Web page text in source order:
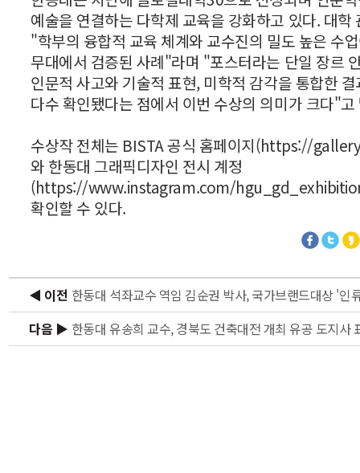
예술을 연결하는 다학제 교육을 강화하고 있다. 대학
"학부의 융합적 교육 체계와 교수진의 밀도 높은 수
무대에서 검증된 사례"라며 "포스터라는 단일 장르
인문적 사고와 기술적 표현, 미학적 감각을 통합한
다수 확인됐다는 점에서 이번 수상의 의미가 크다"고
수상작 전체는 BISTA 공식 홈페이지(https://
와 한동대 그래픽디자인 전시 계정
(https://www.instagram.com/
확인할 수 있다.
◀ 이전
다음 ▶ 한동대 유송희 교수, 경북도 건축대전 개최 유공 도지사